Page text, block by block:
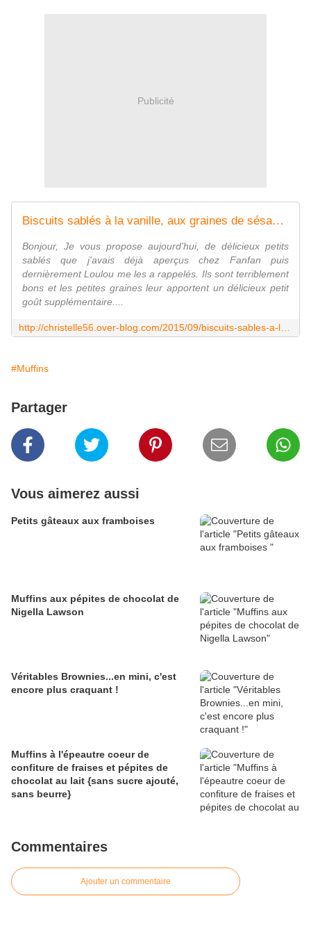
Publicité
Biscuits sablés à la vanille, aux graines de sésame et le lin - Entre rire et cuisine...
Bonjour, Je vous propose aujourd'hui, de délicieux petits
sablés que j'avais déjà aperçus chez Fanfan puis
dernièrement Loulou me les a rappelés. Ils sont terriblement
bons et les petites graines leur apportent un délicieux petit
goût supplémentaire....
#Muffins
Partager
Vous aimerez aussi
Petits gâteaux aux framboises
Muffins aux pépites de chocolat de
Nigella Lawson
Véritables Brownies...en mini, c'est
encore plus craquant !
Muffins à l'épeautre coeur de
confiture de fraises et pépites de
chocolat au lait {sans sucre ajouté,
sans beurre}
Commentaires
Ajouter un commentaire